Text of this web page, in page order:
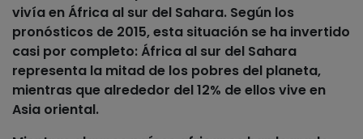
vivía en África al sur del Sahara. Según los
pronósticos de 2015, esta situación se ha invertido
casi por completo: África al sur del Sahara
representa la mitad de los pobres del planeta,
mientras que alrededor del 12% de ellos vive en
Asia oriental.